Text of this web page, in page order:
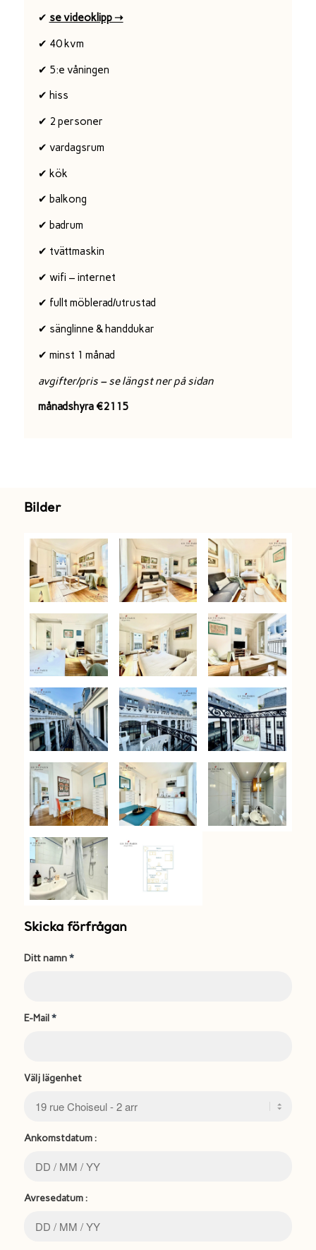
✔ se videoklipp ➝
✔ 40 kvm
✔ 5:e våningen
✔ hiss
✔ 2 personer
✔ vardagsrum
✔ kök
✔ balkong
✔ badrum
✔ tvättmaskin
✔ wifi – internet
✔ fullt möblerad/utrustad
✔ sänglinne & handdukar
✔ minst 1 månad
avgifter/pris – se längst ner på sidan
månadshyra €2115
Bilder
Skicka förfrågan
Ditt namn*
E-Mail*
Välj lägenhet
Ankomstdatum :
Avresedatum :